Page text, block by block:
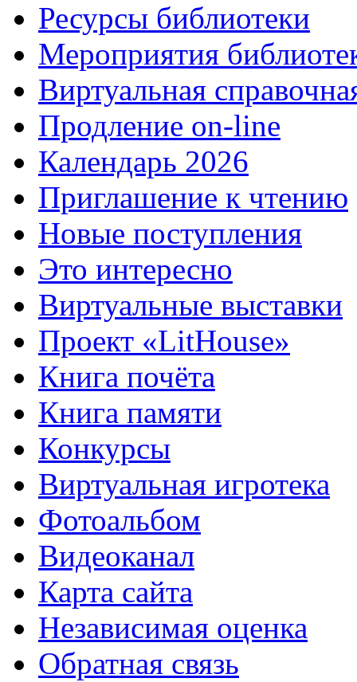
Ресурсы библиотеки
Мероприятия
Виртуальная
Продление on-line
Календарь 2026
Приглашение к чтению
Новые поступления
Это интересно
Виртуальные выставки
Проект «LitHouse»
Книга почёта
Книга памяти
Конкурсы
Виртуальная игротека
Фотоальбом
Видеоканал
Карта сайта
Независимая оценка
Обратная связь